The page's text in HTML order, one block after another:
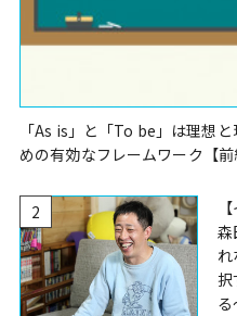
「As is」と「To be」は理想
めの有効なフレームワーク【前
2
森
択
る